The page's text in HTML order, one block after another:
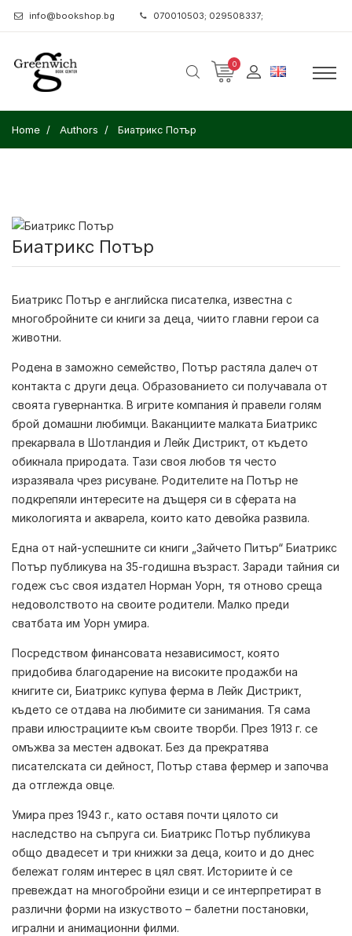
info@bookshop.bg 070010503; 029508337;
0
Home Authors Биатрикс Потър
Биатрикс Потър
Биатрикс Потър е английска писателка, известна с
многобройните си книги за деца, чиито главни герои са
животни.
Родена в заможно семейство, Потър растяла далеч от
контакта с други деца. Образованието си получавала от
своята гувернантка. В игрите компания ѝ правели голям
брой домашни любимци. Ваканциите малката Биатрикс
прекарвала в Шотландия и Лейк Дистрикт, от където
обикнала природата. Тази своя любов тя често
изразявала чрез рисуване. Родителите на Потър не
подкрепяли интересите на дъщеря си в сферата на
микологията и акварела, които като девойка развила.
Една от най-успешните си книги „Зайчето Питър“ Биатрикс
Потър публикува на 35-годишна възраст. Заради тайния си
годеж със своя издател Норман Уорн, тя отново среща
недоволството на своите родители. Малко преди
сватбата им Уорн умира.
Посредством финансовата независимост, която
придобива благодарение на високите продажби на
книгите си, Биатрикс купува ферма в Лейк Дистрикт,
където се отдава на любимите си занимания. Тя сама
прави илюстрациите към своите творби. През 1913 г. се
омъжва за местен адвокат. Без да прекратява
писателската си дейност, Потър става фермер и започва
да отглежда овце.
Умира през 1943 г., като оставя почти цялото си
наследство на съпруга си. Биатрикс Потър публикува
общо двадесет и три книжки за деца, които и до днес
бележат голям интерес в цял свят. Историите ѝ се
превеждат на многобройни езици и се интерпретират в
различни форми на изкуството – балетни постановки,
игрални и анимационни филми.